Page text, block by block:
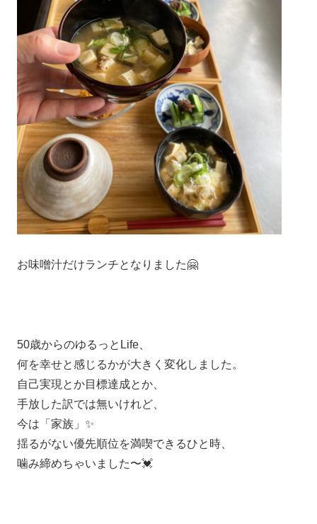
お味噌汁だけランチとなりました🤗
50歳からのゆるっとLife、
何を幸せと感じるかが大きく変化しました。
自己実現とか目標達成とか、
手放した訳では無いけれど、
今は「家族」✨
揺るがない優先順位を満喫できるひと時、
噛み締めちゃいました〜💓